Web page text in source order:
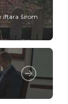
iftara širom